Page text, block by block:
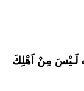
لَـيْسَ مِنْ اَهْلِكَ